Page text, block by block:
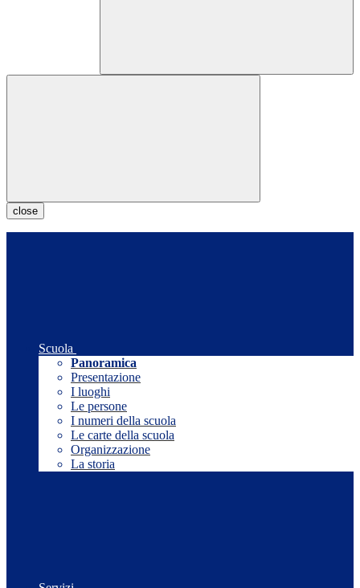
close
Scuola
Panoramica
Presentazione
I luoghi
Le persone
I numeri della scuola
Le carte della scuola
Organizzazione
La storia